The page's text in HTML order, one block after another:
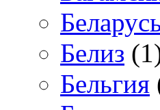
Белиз
Бельгия